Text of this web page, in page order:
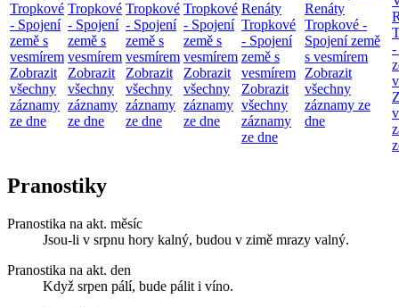
Tropkové
- Spojení
země s
vesmírem
Zobrazit
všechny
záznamy
ze dne
Tropkové
- Spojení
země s
vesmírem
Zobrazit
všechny
záznamy
ze dne
Tropkové
- Spojení
země s
vesmírem
Zobrazit
všechny
záznamy
ze dne
Tropkové
- Spojení
země s
vesmírem
Zobrazit
všechny
záznamy
ze dne
Renáty
Tropkové
- Spojení
země s
vesmírem
Zobrazit
všechny
záznamy
ze dne
Renáty
Tropkové -
Spojení země
s vesmírem
Zobrazit
všechny
záznamy ze
dne
-
Pranostiky
Pranostika na akt. měsíc
Jsou-li v srpnu hory kalný, budou v zimě mrazy valný.
Pranostika na akt. den
Když srpen pálí, bude pálit i víno.